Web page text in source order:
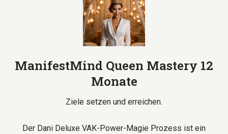
ManifestMind Queen Mastery 12
Monate
Ziele setzen und erreichen.
Der Dani Deluxe VAK-Power-Magie Prozess ist ein